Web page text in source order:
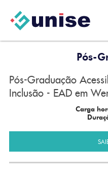
Pós-
Pós-Graduação
Inclusão - EAD em
Carga